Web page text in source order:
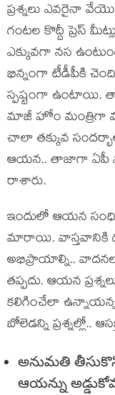
ప్రశ్నలు ఎవరైనా
గంటల కొద్దీ ప్రెస్
ఎక్కువగా నస
భిన్నంగా టీడీపీకి
స్పష్టంగా ఉంటాయి.
మాజీ హోం మంత్రిగా
చాలా తక్కువ
ఆయన.. తాజాగా ఏపీ
రాశారు.
ఇందులో ఆయన
మారాయి. వాస్తవానికి
అభిప్రాయాల్ని..
తప్పదు. ఆయన
కలిగించేలా
బోలెడన్ని ప్రశ్నల్లో..
అనుమతి
ఆయన్ను